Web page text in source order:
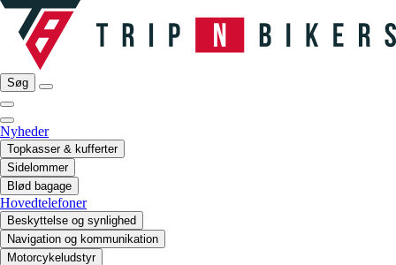
Søg
Nyheder
Topkasser & kufferter
Sidelommer
Blød bagage
Hovedtelefoner
Beskyttelse og synlighed
Navigation og kommunikation
Motorcykeludstyr